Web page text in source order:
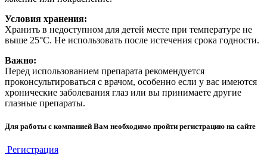
Условия хранения:
Хранить в недоступном для детей месте при температуре не
выше 25°C. Не использовать после истечения срока годности.
Важно:
Перед использованием препарата рекомендуется
проконсультироваться с врачом, особенно если у вас имеются
хронические заболевания глаз или вы принимаете другие
глазные препараты.
Для работы с компанией Вам необходимо пройти регистрацию на сайте
Регистрация